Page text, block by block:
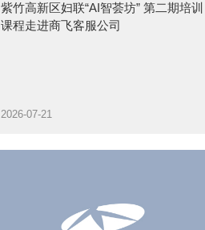
紫竹高新区妇联“AI智荟坊” 第二期培训
课程走进商飞客服公司
2026-07-21